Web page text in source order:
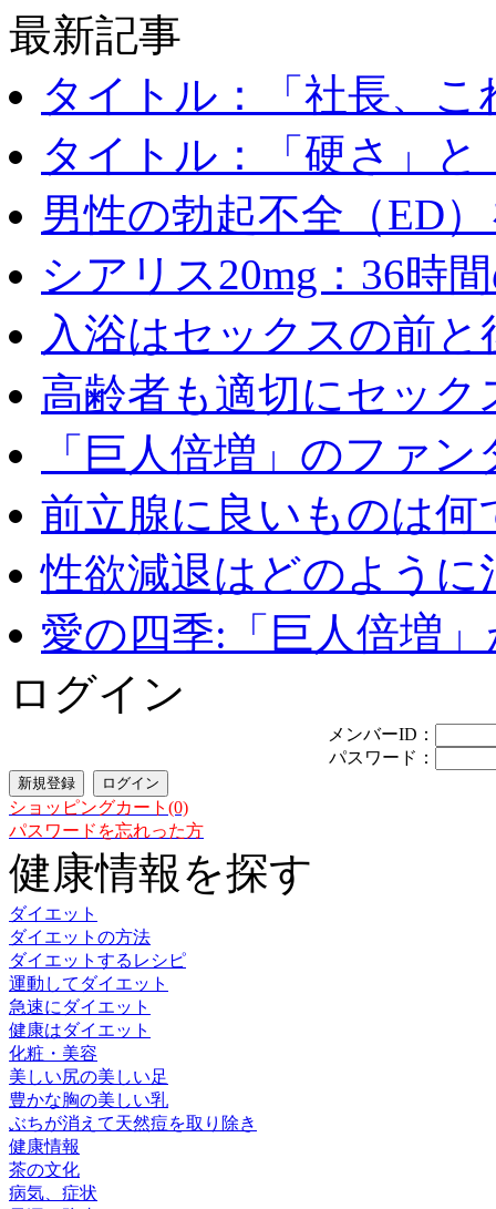
最新記事
タイトル：「社長、こ
タイトル：「硬さ」と
男性の勃起不全（ED
シアリス20mg：36時
入浴はセックスの前と
高齢者も適切にセック
「巨人倍増」のファ
前立腺に良いものは何
性欲減退はどのように
愛の四季:「巨人倍増
ログイン
メンバーID：
パスワード：
ショッピングカート(0)
パスワードを忘れった方
健康情報を探す
ダイエット
ダイエットの方法
ダイエットするレシピ
運動してダイエット
急速にダイエット
健康はダイエット
化粧・美容
美しい尻の美しい足
豊かな胸の美しい乳
ぶちが消えて天然痘を取り除き
健康情報
茶の文化
病気、症状